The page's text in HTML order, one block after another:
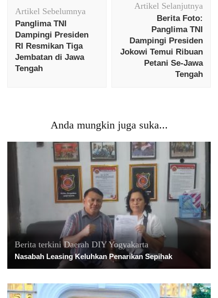
Artikel
Artikel Sebelumnya
Panglima TNI
Dampingi Presiden
RI Resmikan Tiga
Jembatan di Jawa
Tengah
Artikel Selanjutnya
Berita Foto:
Panglima TNI
Dampingi Presiden
Jokowi Temui Ribuan
Petani Se-Jawa
Tengah
Anda mungkin juga suka...
Berita terkini Daerah DIY Yogyakarta
Nasabah Leasing Keluhkan Penarikan Sepihak